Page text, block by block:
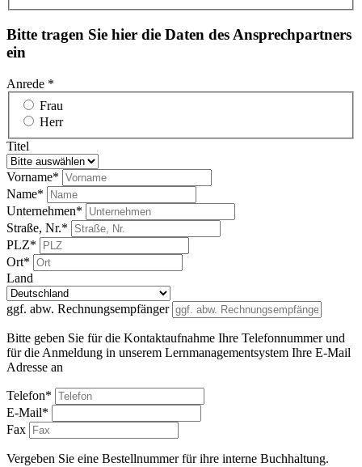
Bitte tragen Sie hier die Daten des Ansprechpartners
ein
Anrede *
Frau
Herr
Titel
Vorname*
Name*
Unternehmen*
Straße, Nr.*
PLZ*
Ort*
Land
ggf. abw. Rechnungsempfänger
Bitte geben Sie für die Kontaktaufnahme Ihre Telefonnummer und
für die Anmeldung in unserem Lernmanagementsystem Ihre E-Mail
Adresse an
Telefon*
E-Mail*
Fax
Vergeben Sie eine Bestellnummer für ihre interne Buchhaltung.